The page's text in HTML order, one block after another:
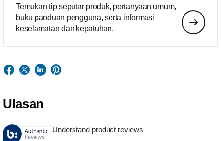
Temukan tip seputar produk, pertanyaan umum,
buku panduan pengguna, serta informasi
keselamatan dan kepatuhan.
Ulasan
Understand product reviews